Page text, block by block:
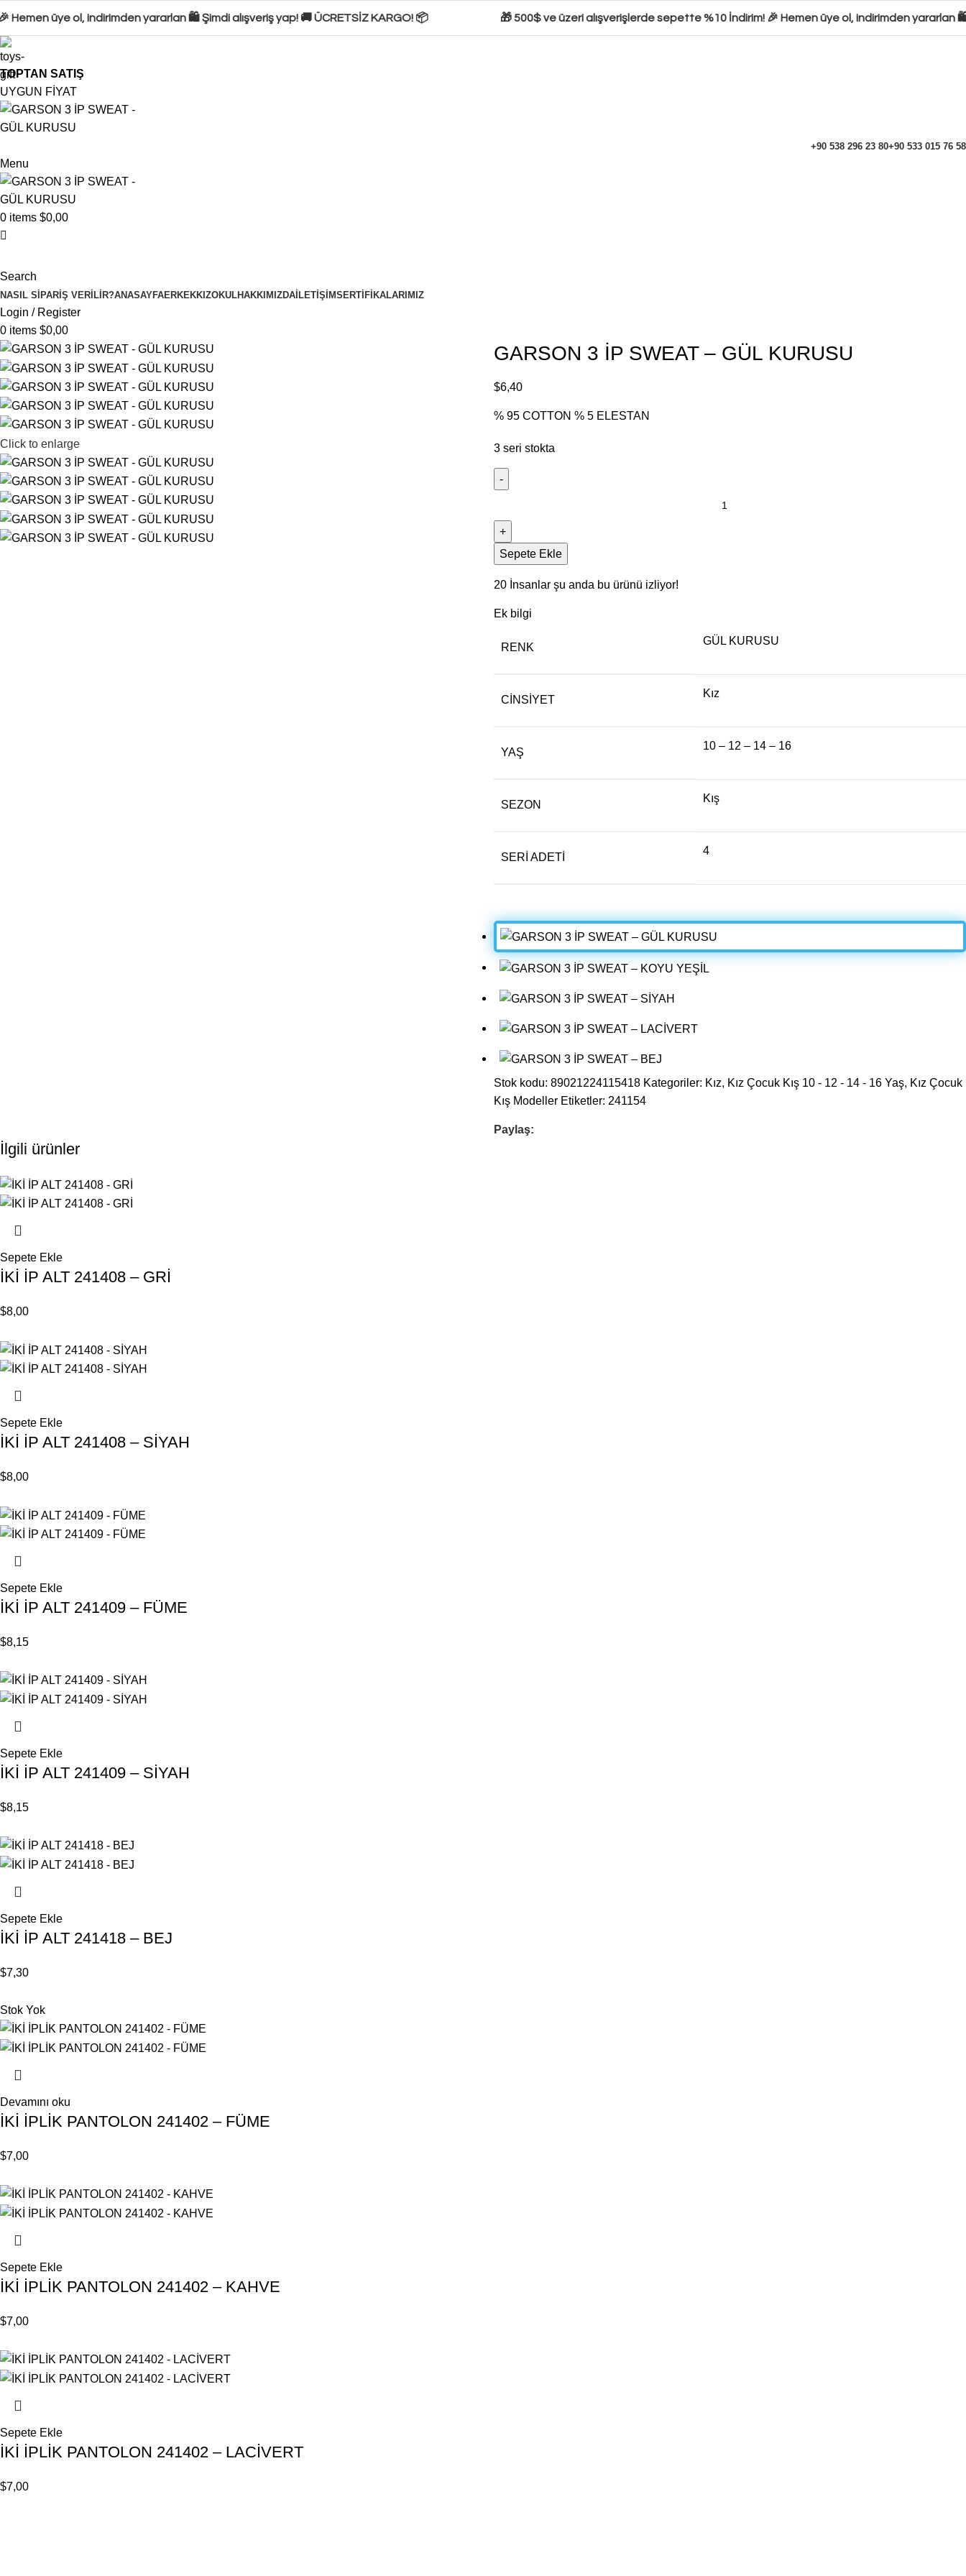
üye ol, indirimden yararlan 🛍️ Şimdi alışveriş yap! 🚚 ÜCRETSİZ KARGO! 📦 🎁 500$ ve üzeri alışverişlerde sepette %10 İndirim! 🎉 Hemen üye ol, indirimden yararlan 🛍️
TOPTAN SATIŞ
UYGUN FİYAT
+90 538 296 23 80+90 533 015 76 58
Menu
0 items $0,00
Search
NASIL SIPARIŞ VERILIR?ANASAYFAERKEKKIZOKULHAKKIMIZDA İLETIŞIMSERTIFIKALARIMIZ
Login / Register
0 items $0,00
Click to enlarge
GARSON 3 İP SWEAT – GÜL KURUSU
$6,40
% 95 COTTON % 5 ELESTAN
3 seri stokta
Sepete Ekle
20 İnsanlar şu anda bu ürünü izliyor!
Ek bilgi
RENK
GÜL KURUSU
CINSIYET
Kız
YAŞ
10 – 12 – 14 – 16
SEZON
Kış
SERI ADETI
4
Stok kodu: 89021224115418 Kategoriler: Kız, Kız Çocuk Kış 10 - 12 - 14 - 16 Yaş, Kız Çocuk
Kış Modeller Etiketler: 241154
Paylaş:
İlgili ürünler
Sepete Ekle
İKİ İP ALT 241408 – GRİ
$8,00
Sepete Ekle
İKİ İP ALT 241408 – SİYAH
$8,00
Sepete Ekle
İKİ İP ALT 241409 – FÜME
$8,15
Sepete Ekle
İKİ İP ALT 241409 – SİYAH
$8,15
Sepete Ekle
İKİ İP ALT 241418 – BEJ
$7,30
Stok Yok
Devamını oku
İKİ İPLİK PANTOLON 241402 – FÜME
$7,00
Sepete Ekle
İKİ İPLİK PANTOLON 241402 – KAHVE
$7,00
Sepete Ekle
İKİ İPLİK PANTOLON 241402 – LACİVERT
$7,00